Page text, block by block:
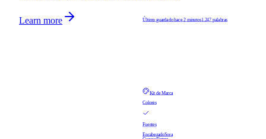
Último guardado hace 2 minutos1.247 palabras
Learn more
Kit de Marca
Colores
Fuentes
EncabezadoSora